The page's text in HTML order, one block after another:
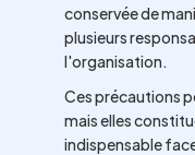
conservée de
plusieurs
l'organisation.
Ces précautions
mais elles
indispensable